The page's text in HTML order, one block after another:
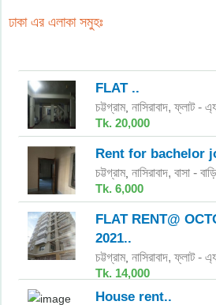
ঢাকা এর এলাকা সমুহঃ
FLAT ..
চট্টগ্রাম,নাসিরাবাদ, ফ্লাট -
Tk. 20,000
Rent for bachelor
চট্টগ্রাম,নাসিরাবাদ, বাসা -
Tk. 6,000
FLAT RENT@
2021..
চট্টগ্রাম,নাসিরাবাদ, ফ্লাট -
Tk. 14,000
House rent..